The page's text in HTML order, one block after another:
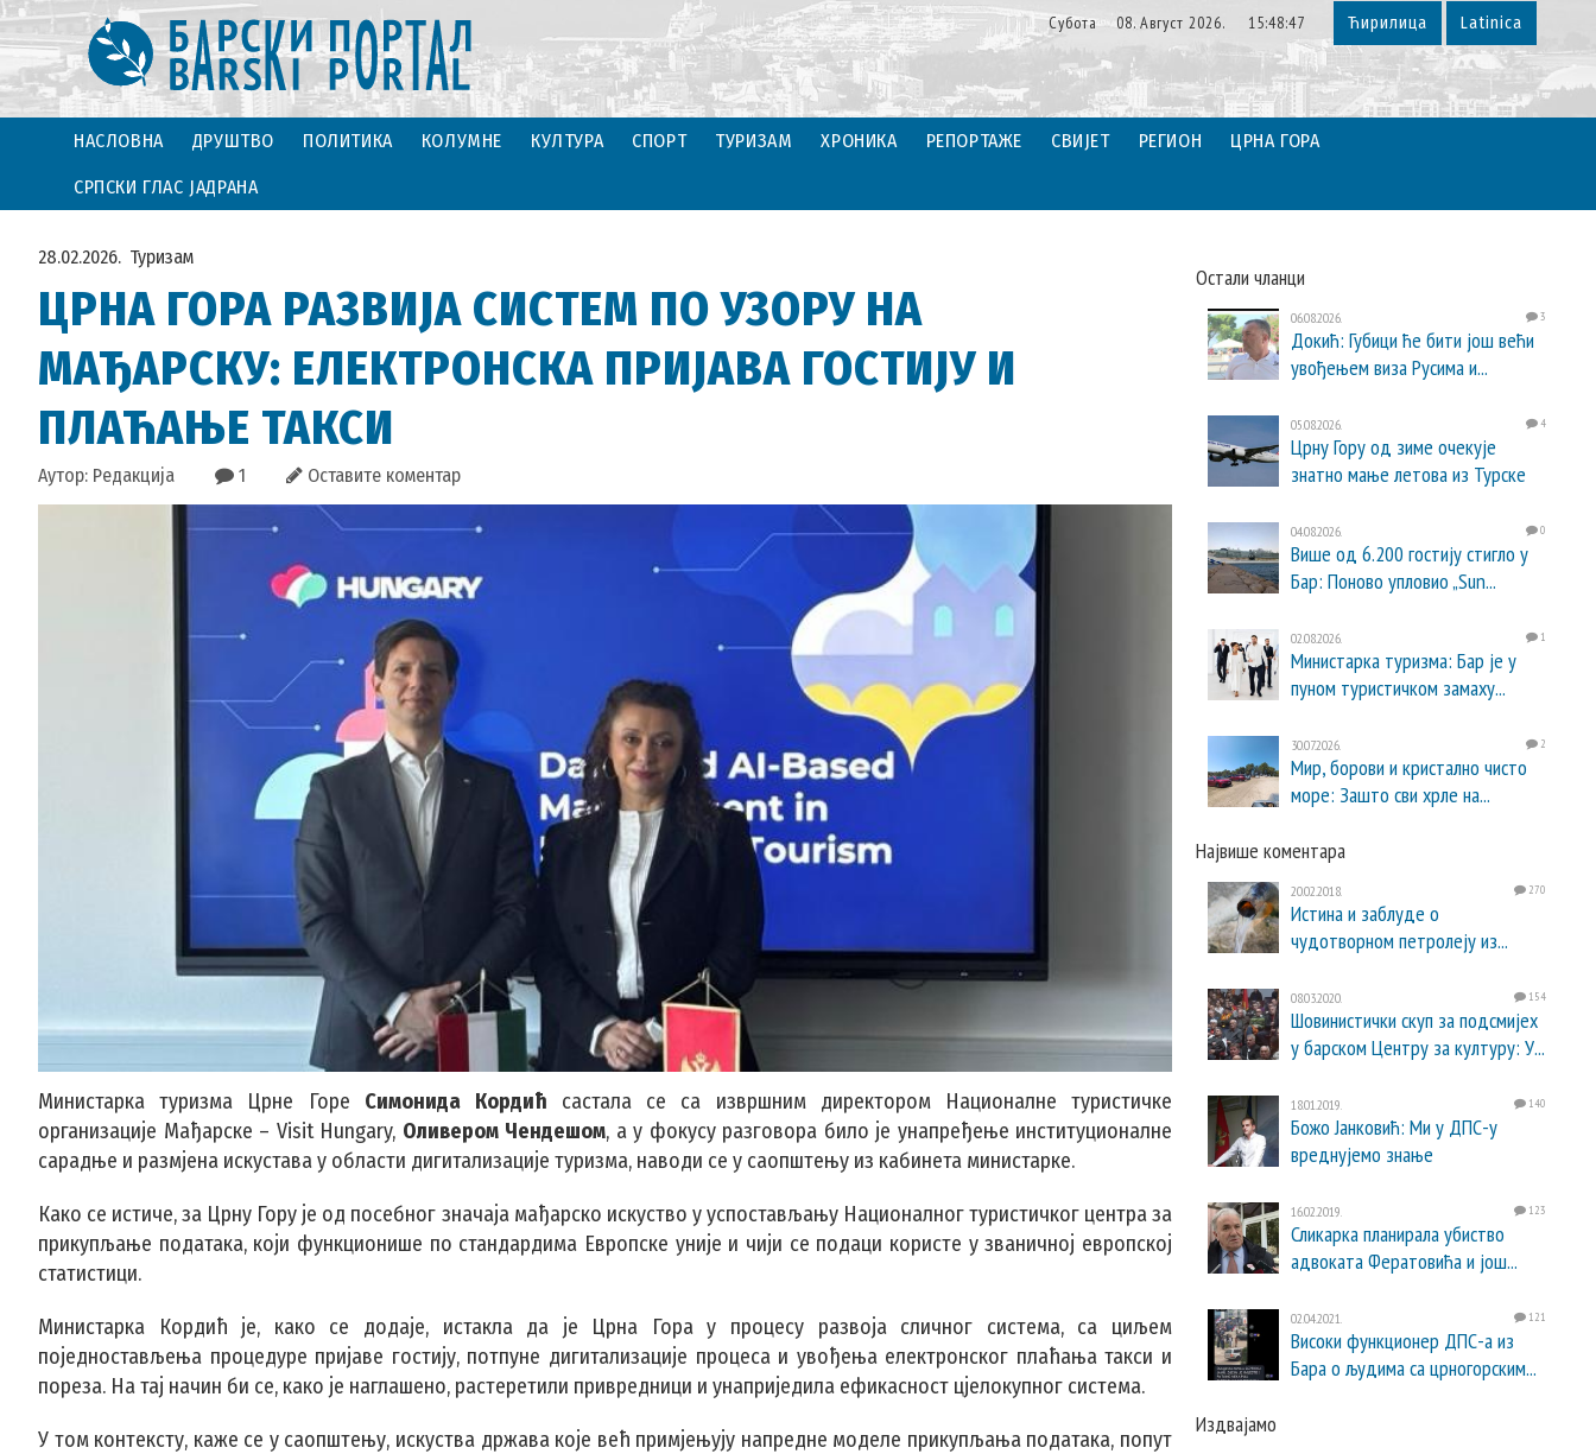
Субота 08. Август 2026. 15:48:48 Ћирилица Latinica
НАСЛОВНА ДРУШТВО ПОЛИТИКА КОЛУМНЕ КУЛТУРА СПОРТ ТУРИЗАМ ХРОНИКА РЕПОРТАЖЕ СВИЈЕТ РЕГИОН ЦРНА ГОРА
СРПСКИ ГЛАС ЈАДРАНА
28.02.2026. Туризам
ЦРНА ГОРА РАЗВИЈА СИСТЕМ ПО УЗОРУ НА
МАЂАРСКУ: ЕЛЕКТРОНСКА ПРИЈАВА ГОСТИЈУ И
ПЛАЋАЊЕ ТАКСИ
Аутор: Редакција 1 Оставите коментар
Министарка туризма Црне Горе Симонида Кордић састала се са извршним директором Националне туристичке
организације Мађарске – Visit Hungary, Оливером Чендешом, а у фокусу разговора било је унапређење институционалне
сарадње и размјена искустава у области дигитализације туризма, наводи се у саопштењу из кабинета министарке.
Како се истиче, за Црну Гору је од посебног значаја мађарско искуство у успостављању Националног туристичког центра за
прикупљање података, који функционише по стандардима Европске уније и чији се подаци користе у званичној европској
статистици.
Министарка Кордић је, како се додаје, истакла да је Црна Гора у процесу развоја сличног система, са циљем
поједностављења процедуре пријаве гостију, потпуне дигитализације процеса и увођења електронског плаћања такси и
пореза. На тај начин би се, како је наглашено, растеретили привредници и унаприједила ефикасност цјелокупног система.
У том контексту, каже се у саопштењу, искуства држава које већ примјењују напредне моделе прикупљања података, попут
Остали чланци
06.08.2026. 3
Докић: Губици ће бити још већи
увођењем виза Русима и...
05.08.2026. 4
Црну Гору од зиме очекује
знатно мање летова из Турске
04.08.2026. 0
Више од 6.200 гостију стигло у
Бар: Поново упловио „Sun...
02.08.2026. 1
Министарка туризма: Бар је у
пуном туристичком замаху...
30.07.2026. 2
Мир, борови и кристално чисто
море: Зашто сви хрле на...
Највише коментара
20.02.2018. 270
Истина и заблуде о
чудотворном петролеју из...
08.03.2020. 154
Шовинистички скуп за подсмијех
у барском Центру за културу: У...
18.01.2019. 140
Божо Јанковић: Ми у ДПС-у
вреднујемо знање
16.02.2019. 123
Сликарка планирала убиство
адвоката Фератовића и још...
02.04.2021. 121
Високи функционер ДПС-а из
Бара о људима са црногорским...
Издвајамо